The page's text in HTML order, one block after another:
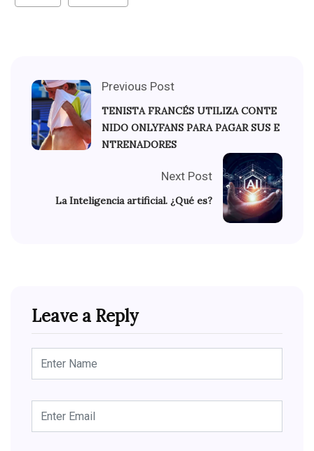
Previous Post
TENISTA FRANCÉS UTILIZA CONTE
NIDO ONLYFANS PARA PAGAR SUS E
NTRENADORES
Next Post
La Inteligencia artificial. ¿Qué es?
Leave a Reply